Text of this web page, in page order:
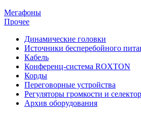
Мегафоны
Прочее
Динамические головки
Источники бесперебойного
Кабель
Конференц-система ROXTON
Корды
Переговорные устройства
Регуляторы громкости и
Архив оборудования